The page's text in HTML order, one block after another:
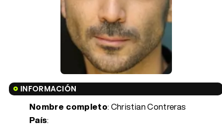
INFORMACIÓN
Nombre completo: Christian Contreras
País: